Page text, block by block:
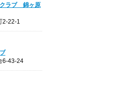
クラブ 錦ヶ原
2-22-1
6-43-24